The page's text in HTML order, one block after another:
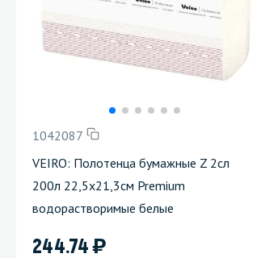
1042087
VEIRO: Полотенца бумажные Z 2сл
200л 22,5х21,3см Premium
водорастворимые белые
244.74)